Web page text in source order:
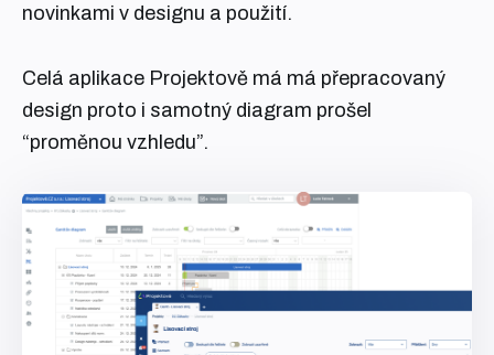
novinkami v designu a použití.
Celá aplikace Projektově má má přepracovaný
design proto i samotný diagram prošel
“proměnou vzhledu”.